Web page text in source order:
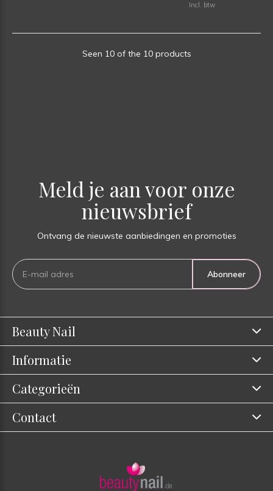
Incl. btw
Seen 10 of the 10 products
Meld je aan voor onze
nieuwsbrief
Ontvang de nieuwste aanbiedingen en promoties
Abonneer
Beauty Nail
Informatie
Categorieën
Contact